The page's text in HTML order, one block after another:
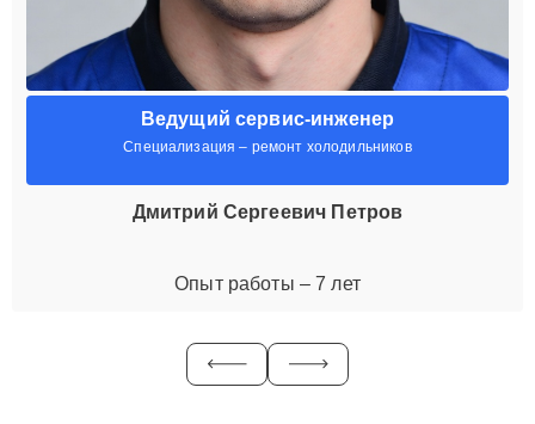
Ведущий сервис-инженер
Специализация – ремонт холодильников
Дмитрий Сергеевич Петров
Опыт работы – 7 лет